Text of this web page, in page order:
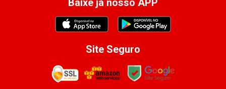
Baixe já nosso APP
Site Seguro